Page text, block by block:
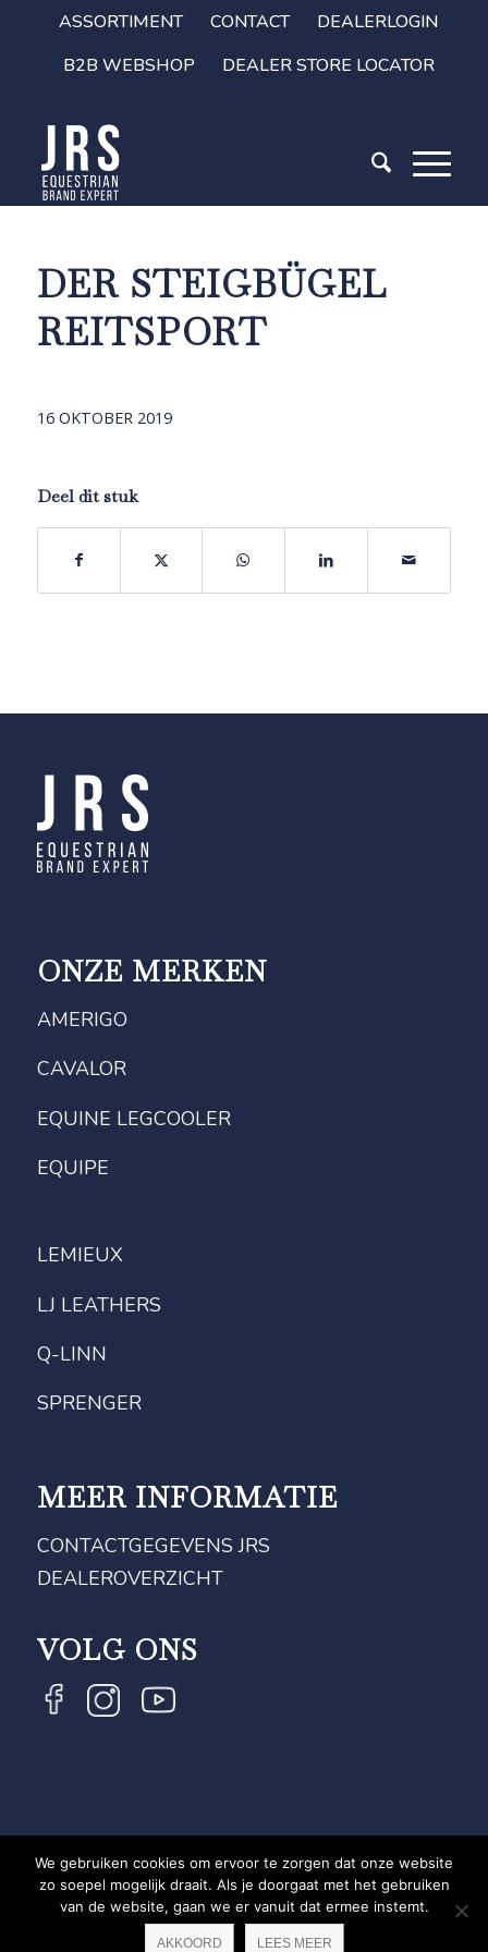
ASSORTIMENT CONTACT
DEALERLOGIN
B2B WEBSHOP
DEALER STORE LOCATOR
DER STEIGBÜGEL
REITSPORT
16 OKTOBER 2019
Deel dit stuk
ONZE MERKEN
AMERIGO
CAVALOR
EQUINE LEGCOOLER
EQUIPE
LEMIEUX
LJ LEATHERS
Q-LINN
SPRENGER
MEER INFORMATIE
CONTACTGEGEVENS JRS
DEALEROVERZICHT
VOLG ONS
COPYRIGHT JRS - EQUESTRIAN BRAND EXPERT -
PRIVACYVERKLARING
WEBSITE DOOR NEWMORE
We gebruiken cookies om ervoor te zorgen dat onze website
zo soepel mogelijk draait. Als je doorgaat met het gebruiken
van de website, gaan we er vanuit dat ermee instemt.
AKKOORD LEES MEER